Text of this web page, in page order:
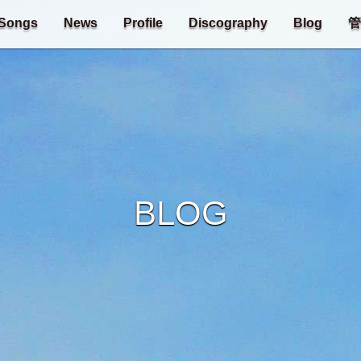
News Profile Discography Blog
BLOG